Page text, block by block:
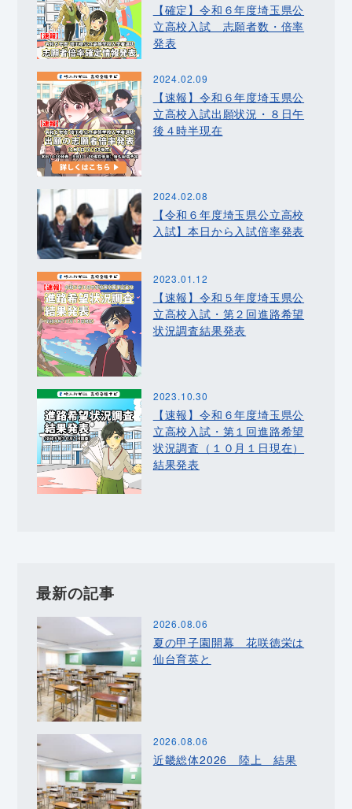
【確定】令和６年度埼玉県公
立高校入試 志願者数・倍率
発表
2024.02.09
【速報】令和６年度埼玉県公
立高校入試出願状況・８日午
後４時半現在
2024.02.08
【令和６年度埼玉県公立高校
入試】本日から入試倍率発表
2023.01.12
【速報】令和５年度埼玉県公
立高校入試・第２回進路希望
状況調査結果発表
2023.10.30
【速報】令和６年度埼玉県公
立高校入試・第１回進路希望
状況調査（１０月１日現在）
結果発表
最新の記事
2026.08.06
夏の甲子園開幕 花咲徳栄は
仙台育英と
2026.08.06
近畿総体2026 陸上 結果